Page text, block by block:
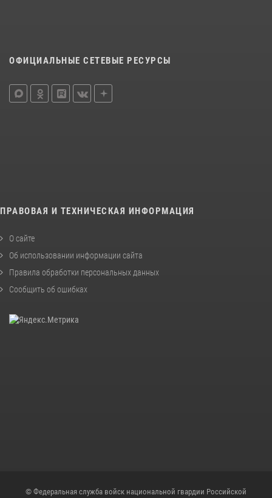
ОФИЦИАЛЬНЫЕ СЕТЕВЫЕ РЕСУРСЫ
ПРАВОВАЯ И ТЕХНИЧЕСКАЯ ИНФОРМАЦИЯ
О сайте
Об использовании информации сайта
Правила обработки персональных данных
Сообщить об ошибках
© Федеральная служба войск национальной гвардии Российской